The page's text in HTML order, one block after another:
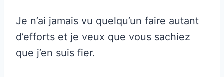
Je n’ai jamais vu quelqu’un faire autant
d’efforts et je veux que vous sachiez
que j’en suis fier.